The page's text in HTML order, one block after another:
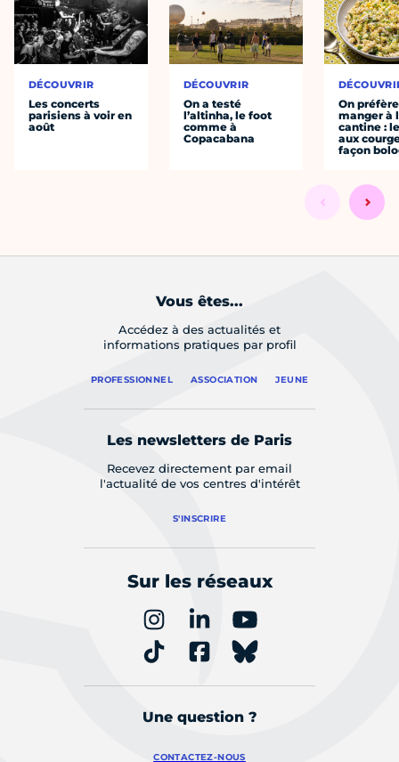
DÉCOUVRIR
Les concerts
parisiens à voir en
août
DÉCOUVRIR
On a testé
l’altinha, le foot
comme à
Copacabana
On préfère
manger à
cantine :
aux
façon
Vous êtes...
Accédez à des actualités et
informations pratiques par profil
PROFESSIONNEL ASSOCIATION JEUNE
Les newsletters de Paris
Recevez directement par email
l'actualité de vos centres d'intérêt
S'INSCRIRE
Sur les réseaux
Une question ?
CONTACTEZ-NOUS